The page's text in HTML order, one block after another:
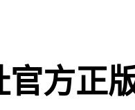
官方正